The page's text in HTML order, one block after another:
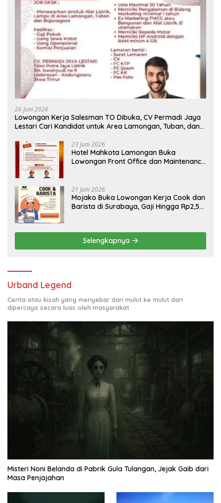
26 Juni 2026
Lowongan Kerja Salesman TO Dibuka, CV Permadi Jaya
Lestari Cari Kandidat untuk Area Lamongan, Tuban, dan
23 Juni 2026
Hotel Mahkota Lamongan Buka
Lowongan Front Office dan Maintenance
21 Juni 2026
Mojako Buka Lowongan Kerja Cook dan
Barista di Surabaya, Gaji Hingga Rp2,5
Selengkapnya
Urband Legend
Cerita atau kisah yang menyebar dari mulut ke mulut dan
dipercaya secara luas oleh masyarakat
Misteri Noni Belanda di Pabrik Gula Tulangan, Jejak Gaib dari
Masa Penjajahan